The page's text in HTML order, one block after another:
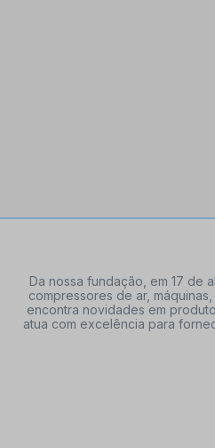
Da nossa fundação, em 17 de
compressores de ar,
encontra novidades em
atua com excelência para